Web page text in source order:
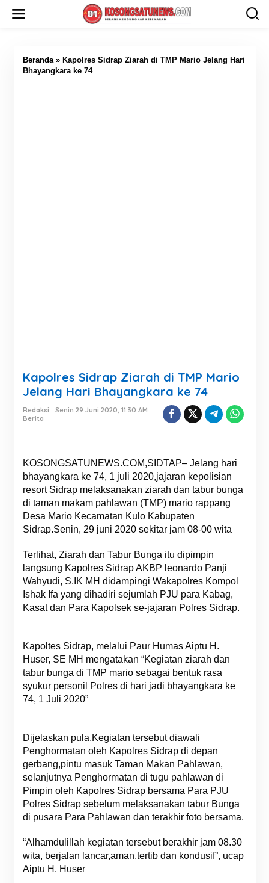
Beranda» Kapolres Sidrap Ziarah di TMP Mario Jelang Hari
Bhayangkara ke 74
Kapolres Sidrap Ziarah di TMP Mario
Jelang Hari Bhayangkara ke 74
Redaksi
Senin 29 Juni 2020, 11:30 AM
Berita
KOSONGSATUNEWS.COM,SIDTAP– Jelang hari
bhayangkara ke 74, 1 juli 2020,jajaran kepolisian
resort Sidrap melaksanakan ziarah dan tabur bunga
di taman makam pahlawan (TMP) mario rappang
Desa Mario Kecamatan Kulo Kabupaten
Sidrap.Senin, 29 juni 2020 sekitar jam 08-00 wita
Terlihat, Ziarah dan Tabur Bunga itu dipimpin
langsung Kapolres Sidrap AKBP leonardo Panji
Wahyudi, S.IK MH didampingi Wakapolres Kompol
Ishak Ifa yang dihadiri sejumlah PJU para Kabag,
Kasat dan Para Kapolsek se-jajaran Polres Sidrap.
Kapoltes Sidrap, melalui Paur Humas Aiptu H.
Huser, SE MH mengatakan “Kegiatan ziarah dan
tabur bunga di TMP mario sebagai bentuk rasa
syukur personil Polres di hari jadi bhayangkara ke
74, 1 Juli 2020”
Dijelaskan pula,Kegiatan tersebut diawali
Penghormatan oleh Kapolres Sidrap di depan
gerbang,pintu masuk Taman Makan Pahlawan,
selanjutnya Penghormatan di tugu pahlawan di
Pimpin oleh Kapolres Sidrap bersama Para PJU
Polres Sidrap sebelum melaksanakan tabur Bunga
di pusara Para Pahlawan dan terakhir foto bersama.
“Alhamdulillah kegiatan tersebut berakhir jam 08.30
wita, berjalan lancar,aman,tertib dan kondusif”, ucap
Aiptu H. Huser